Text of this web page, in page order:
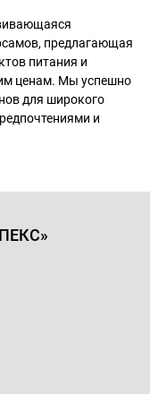
предлагающая
питания и
ценам. Мы успешно
для широкого
и